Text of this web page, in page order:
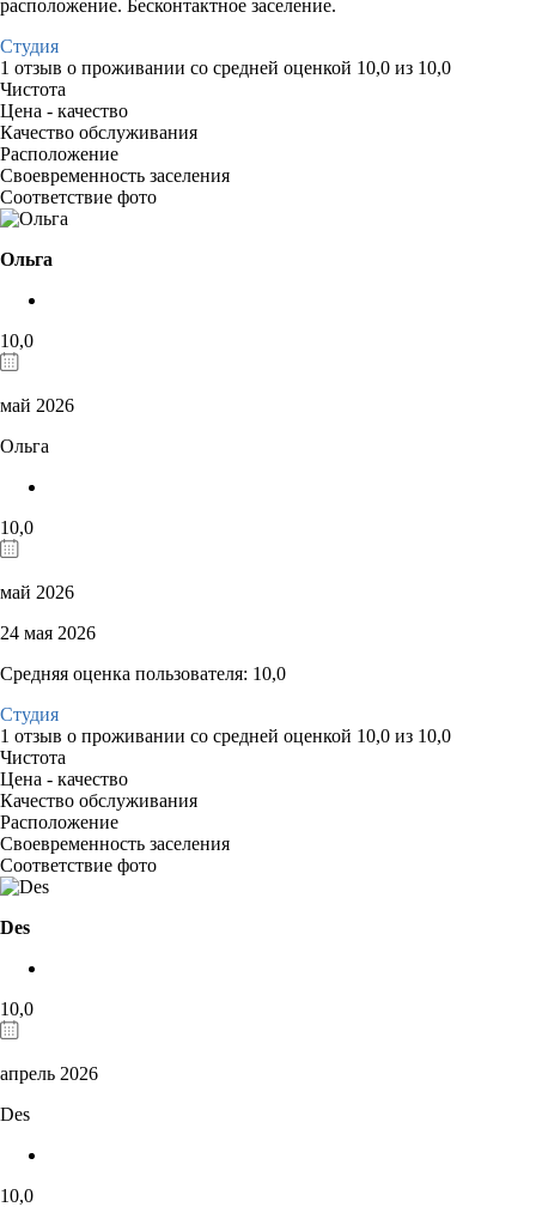
расположение. Бесконтактное заселение.
Студия
1 отзыв о проживании со средней оценкой 10,0 из 10,0
Чистота
Цена - качество
Качество обслуживания
Расположение
Своевременность заселения
Соответствие фото
Ольга
10,0
май 2026
Ольга
10,0
май 2026
24 мая 2026
Средняя оценка пользователя: 10,0
Студия
1 отзыв о проживании со средней оценкой 10,0 из 10,0
Чистота
Цена - качество
Качество обслуживания
Расположение
Своевременность заселения
Соответствие фото
Des
10,0
апрель 2026
Des
10,0